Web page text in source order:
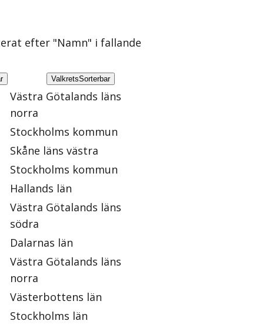
efter "Namn" i fallande
ValkretsSorterbar
Västra Götalands läns
norra
Stockholms kommun
Skåne läns västra
Stockholms kommun
Hallands län
Västra Götalands läns
södra
Dalarnas län
Västra Götalands läns
norra
Västerbottens län
Stockholms län